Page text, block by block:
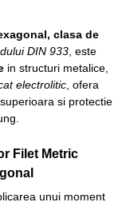
clasa de
DIN 933 , este
in structuri metalice,
electrolitic , ofera
si protectie
Filet Metric
unui moment